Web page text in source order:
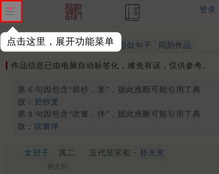
点击这里，展开功能菜单
登录
作品 标注四声 出处、引用 相似句子 同韵作品
作品信息已由电脑自动标签化，难免有误，仅供参考。
第 6 句因包含“碧纱，笼”，据此推断可能引用了典
故： 碧纱笼
第 8 句因包含“吹箫，伴”，据此推断可能引用了典
故： 吹箫伴
女冠子 其二 五代至宋初 · 孙光宪
押文韵